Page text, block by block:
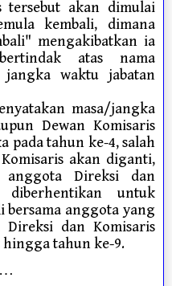
tersebut akan dimulai
kembali, dimana
mengakibatkan ia
atas nama
jangka waktu jabatan
masa/jangka
Dewan Komisaris
pada tahun ke-4, salah
akan diganti,
anggota Direksi dan
untuk
anggota yang
dan Komisaris
hingga tahun ke-9.
…